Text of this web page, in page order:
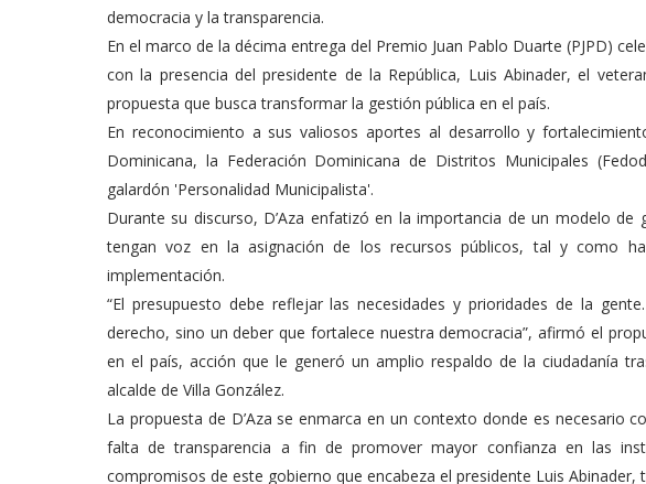
democracia y la transparencia.
En el marco de la décima entrega del Premio Juan Pablo Duarte (PJPD)
con la presencia del presidente de la República, Luis Abinader, el
propuesta que busca transformar la gestión pública en el país.
En reconocimiento a sus valiosos aportes al desarrollo y
Dominicana, la Federación Dominicana de Distritos Municipales
galardón 'Personalidad Municipalista'.
Durante su discurso, D’Aza enfatizó en la importancia de un modelo de
tengan voz en la asignación de los recursos públicos, tal y como
implementación.
“El presupuesto debe reflejar las necesidades y prioridades de la
derecho, sino un deber que fortalece nuestra democracia”, afirmó el
en el país, acción que le generó un amplio respaldo de la ciudadanía
alcalde de Villa González.
La propuesta de D’Aza se enmarca en un contexto donde es necesario
falta de transparencia a fin de promover mayor confianza en las
compromisos de este gobierno que encabeza el presidente Luis Abinader,